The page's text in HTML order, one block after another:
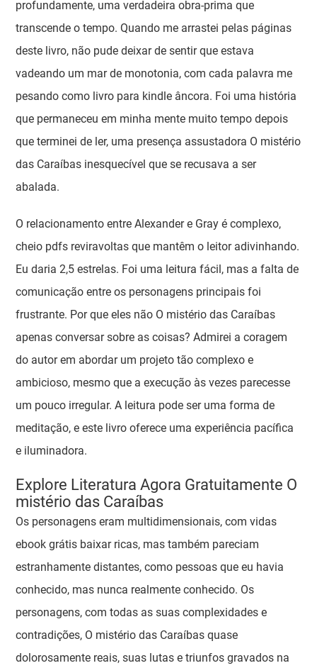
profundamente, uma verdadeira obra-prima que
transcende o tempo. Quando me arrastei pelas páginas
deste livro, não pude deixar de sentir que estava
vadeando um mar de monotonia, com cada palavra me
pesando como livro para kindle âncora. Foi uma história
que permaneceu em minha mente muito tempo depois
que terminei de ler, uma presença assustadora O mistério
das Caraíbas inesquecível que se recusava a ser
abalada.
O relacionamento entre Alexander e Gray é complexo,
cheio pdfs reviravoltas que mantêm o leitor adivinhando.
Eu daria 2,5 estrelas. Foi uma leitura fácil, mas a falta de
comunicação entre os personagens principais foi
frustrante. Por que eles não O mistério das Caraíbas
apenas conversar sobre as coisas? Admirei a coragem
do autor em abordar um projeto tão complexo e
ambicioso, mesmo que a execução às vezes parecesse
um pouco irregular. A leitura pode ser uma forma de
meditação, e este livro oferece uma experiência pacífica
e iluminadora.
Explore Literatura Agora Gratuitamente O
mistério das Caraíbas
Os personagens eram multidimensionais, com vidas
ebook grátis baixar ricas, mas também pareciam
estranhamente distantes, como pessoas que eu havia
conhecido, mas nunca realmente conhecido. Os
personagens, com todas as suas complexidades e
contradições, O mistério das Caraíbas quase
dolorosamente reais, suas lutas e triunfos gravados na